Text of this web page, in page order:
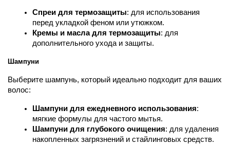
Спреи для термозащиты: для использования
перед укладкой феном или утюжком.
Кремы и масла для термозащиты: для
дополнительного ухода и защиты.
Шампуни
Выберите шампунь, который идеально подходит для ваших
волос:
Шампуни для ежедневного использования:
мягкие формулы для частого мытья.
Шампуни для глубокого очищения: для удаления
накопленных загрязнений и стайлинговых средств.